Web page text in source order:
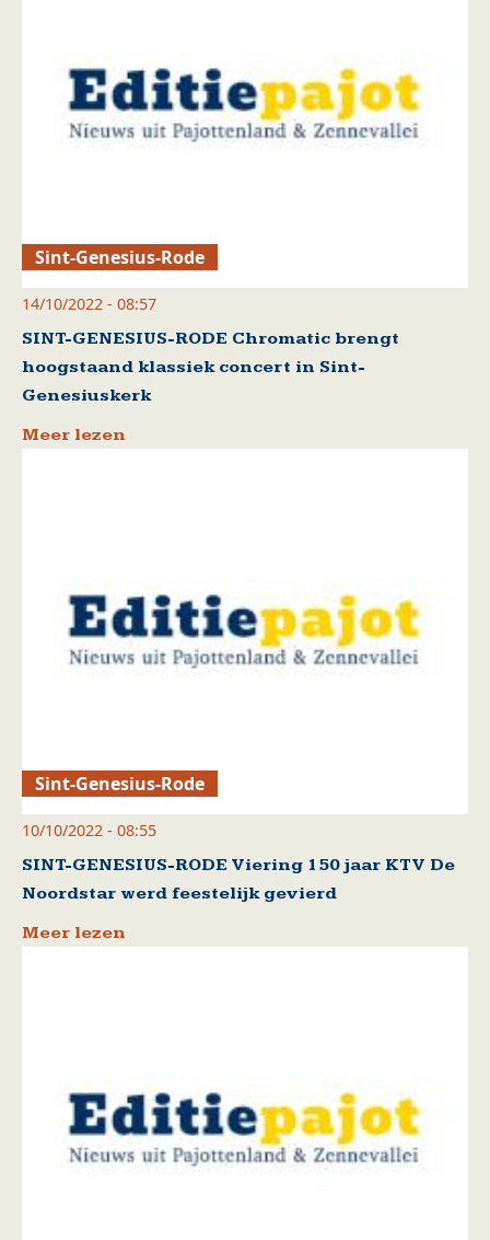
Sint-Genesius-Rode
14/10/2022 - 08:57
SINT-GENESIUS-RODE Chromatic brengt
hoogstaand klassiek concert in Sint-
Genesiuskerk
Meer lezen
Sint-Genesius-Rode
10/10/2022 - 08:55
SINT-GENESIUS-RODE Viering 150 jaar KTV De
Noordstar werd feestelijk gevierd
Meer lezen